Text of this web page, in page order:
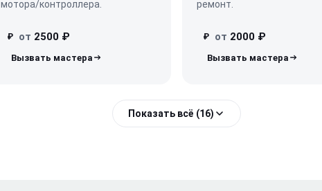
мотора/контроллера.
₽ от 2500 ₽
ремонт.
₽ от 2000 ₽
Показать всё (16)